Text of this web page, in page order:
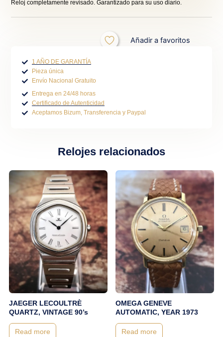
Reloj completamente revisado. Garantizado para su uso diario.
Añadir a favoritos
1 AÑO DE GARANTÍA
Pieza única
Envío Nacional Gratuito
Entrega en 24/48 horas
Certificado de Autenticidad
Aceptamos Bizum, Transferencia y Paypal
Relojes relacionados
JAEGER LECOULTRÈ
QUARTZ, VINTAGE 90’s
Read more
OMEGA GENEVE
AUTOMATIC, YEAR 1973
Read more